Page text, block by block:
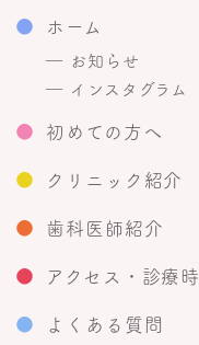
● ホーム
― お知らせ
― インスタグラム
● 初めての方へ
● クリニック紹介
● 歯科医師紹介
● アクセス・診療
● よくある質問